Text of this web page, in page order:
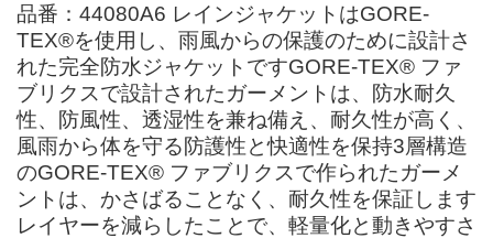
品番：44080A6 レインジャケットはGORE-
TEX®を使用し、雨風からの保護のために設計さ
れた完全防水ジャケットですGORE-TEX® ファ
ブリクスで設計されたガーメントは、防水耐久
性、防風性、透湿性を兼ね備え、耐久性が高く、
風雨から体を守る防護性と快適性を保持3層構造
のGORE-TEX® ファブリクスで作られたガーメ
ントは、かさばることなく、耐久性を保証します
レイヤーを減らしたことで、軽量化と動きやすさ